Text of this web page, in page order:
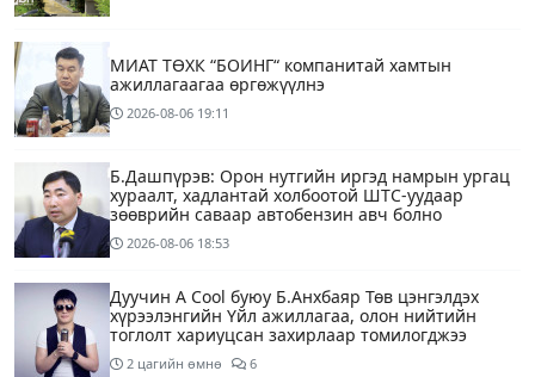
МИАТ ТӨХК “БОИНГ“ компанитай хамтын
ажиллагаагаа өргөжүүлнэ
2026-08-06 19:11
Б.Дашпүрэв: Орон нутгийн иргэд намрын ургац
хураалт, хадлантай холбоотой ШТС-уудаар
зөөврийн саваар автобензин авч болно
2026-08-06 18:53
Дуучин A Cool буюу Б.Анхбаяр Төв цэнгэлдэх
хүрээлэнгийн Үйл ажиллагаа, олон нийтийн
тоглолт хариуцсан захирлаар томилогджээ
2 цагийн өмнө 6